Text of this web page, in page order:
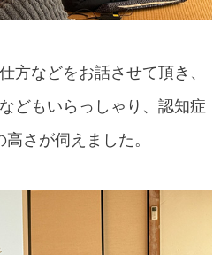
方などをお話させて頂き、
どもいらっしゃり、認知症
さが伺えました。